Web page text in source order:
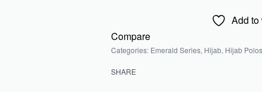
Add
Compare
Categories: Emerald Series, Hijab, Hijab Polos
SHARE